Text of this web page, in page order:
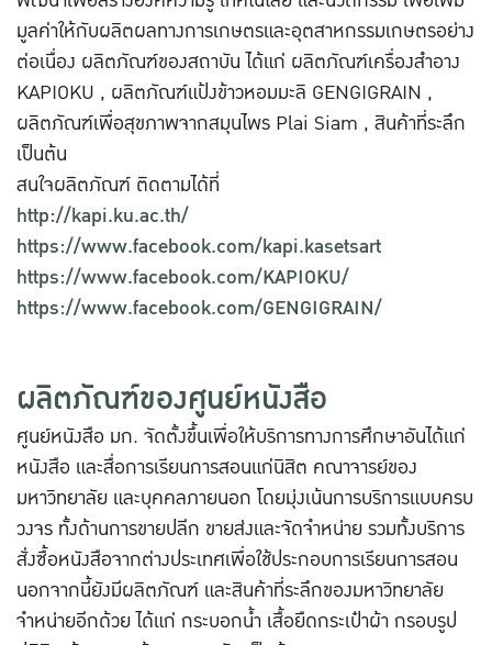
มูลค่าให้กับผลิตผลทางการเกษตรและอุตสาหกรรมเกษตรอย่าง
ต่อเนื่อง ผลิตภัณฑ์ของสถาบัน ได้แก่ ผลิตภัณฑ์เครื่องสำอาง
KAPIOKU , ผลิตภัณฑ์แป้งข้าวหอมมะลิ GENGIGRAIN ,
ผลิตภัณฑ์เพื่อสุขภาพจากสมุนไพร Plai Siam , สินค้าที่ระลึก
เป็นต้น
สนใจผลิตภัณฑ์ ติดตามได้ที่
http://kapi.ku.ac.th/
https://www.facebook.com/kapi.kasetsart
https://www.facebook.com/KAPIOKU/
https://www.facebook.com/GENGIGRAIN/
ผลิตภัณฑ์ของศูนย์หนังสือ
ศูนย์หนังสือ มก. จัดตั้งขึ้นเพื่อให้บริการทางการศึกษาอันได้แก่
หนังสือ และสื่อการเรียนการสอนแก่นิสิต คณาจารย์ของ
มหาวิทยาลัย และบุคคลภายนอก โดยมุ่งเน้นการบริการแบบครบ
วงจร ทั้งด้านการขายปลีก ขายส่งและจัดจำหน่าย รวมทั้งบริการ
สั่งซื้อหนังสือจากต่างประเทศเพื่อใช้ประกอบการเรียนการสอน
นอกจากนี้ยังมีผลิตภัณฑ์ และสินค้าที่ระลึกของมหาวิทยาลัย
จำหน่ายอีกด้วย ได้แก่ กระบอกน้ำ เสื้อยืดกระเป๋าผ้า กรอบรูป